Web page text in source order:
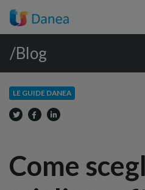
/Blog
LE GUIDE DANEA
Come